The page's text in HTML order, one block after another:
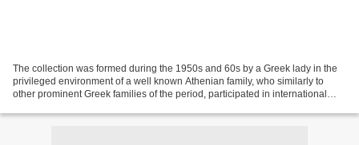
The collection was formed during the 1950s and 60s by a Greek lady in the
privileged environment of a well known Athenian family, who similarly to
other prominent Greek families of the period, participated in international